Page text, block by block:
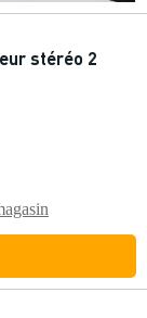
stéréo 2